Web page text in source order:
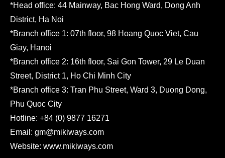
*Head office: 44 Mainway, Bac Hong Ward, Dong Anh
District, Ha Noi
*Branch office 1: 07th floor, 98 Hoang Quoc Viet, Cau
Giay, Hanoi
*Branch office 2: 16th floor, Sai Gon Tower, 29 Le Duan
Street, District 1, Ho Chi Minh City
*Branch office 3: Tran Phu Street, Ward 3, Duong Dong,
Phu Quoc City
Hotline: +84 (0) 9877 16271
Email: gm@mikiways.com
Website: www.mikiways.com